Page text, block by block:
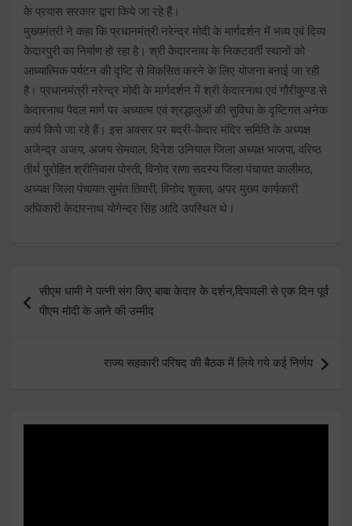
के प्रयास सरकार द्वारा किये जा रहे हैं।
मुख्यमंत्री ने कहा कि प्रधानमंत्री नरेन्द्र मोदी के मार्गदर्शन में भव्य एवं दिव्य
केदारपुरी का निर्माण हो रहा है। श्री केदारनाथ के निकटवर्ती स्थानों को
आध्यात्मिक पर्यटन की दृष्टि से विकसित करने के लिए योजना बनाई जा रही
है। प्रधानमंत्री नरेन्द्र मोदी के मार्गदर्शन में श्री केदारनाथ एवं गौरीकुण्ड से
केदारनाथ पैदल मार्ग पर अध्यात्म एवं श्रद्धालुओं की सुविधा के दृष्टिगत अनेक
कार्य किये जा रहे हैं। इस अवसर पर बद्री-केदार मंदिर समिति के अध्यक्ष
अजेन्द्र अजय, अजय सेमवाल, दिनेश उनियाल जिला अध्यक्ष भाजपा, वरिष्ठ
तीर्थ पुरोहित श्रीनिवास पोस्ती, विनोद राणा सदस्य जिला पंचायत कालीमठ,
अध्यक्ष जिला पंचायत सुमंत तिवारी, विनोद शुक्ला, अपर मुख्य कार्यकारी
अधिकारी केदारनाथ योगेन्द्र सिंह आदि उपस्थित थे।
navigation
सीएम धामी ने पत्नी संग किए बाबा केदार के दर्शन,दिपावली से एक दिन पूर्व
पीएम मोदी के आने की उम्मीद
राज्य सहकारी परिषद की बैठक में लिये गये कई निर्णय